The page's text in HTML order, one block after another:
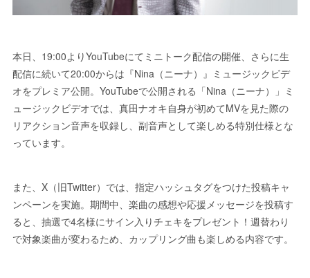
本日、19:00よりYouTubeにてミニトーク配信の開催、さらに生
配信に続いて20:00からは『Nina（ニーナ）』ミュージックビデ
オをプレミア公開。YouTubeで公開される「Nina（ニーナ）」ミ
ュージックビデオでは、真田ナオキ自身が初めてMVを見た際の
リアクション音声を収録し、副音声として楽しめる特別仕様とな
っています。
また、X（旧Twitter）では、指定ハッシュタグをつけた投稿キャ
ンペーンを実施。期間中、楽曲の感想や応援メッセージを投稿す
ると、抽選で4名様にサイン入りチェキをプレゼント！週替わり
で対象楽曲が変わるため、カップリング曲も楽しめる内容です。